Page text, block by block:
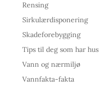
Rensing
Sirkulærdisponering
Skadeforebygging
Tips til deg som har hus
Vann og nærmiljø
Vannfakta-fakta